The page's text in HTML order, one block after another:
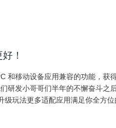
！
和移动设备应用兼容的功能，获
研发小哥哥们半年的不懈奋斗之
玩法更多适配应用满足你全方位